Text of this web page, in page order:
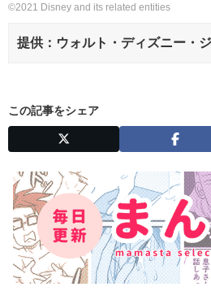
©2021 Disney and its related entities
提供：ウォルト・ディズニー・
この記事をシェア